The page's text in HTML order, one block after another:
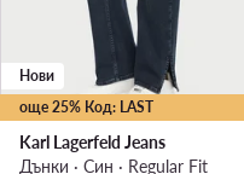
още 25% Код: LAST
Нови
Karl Lagerfeld Jeans
Дънки · Син · Regular Fit